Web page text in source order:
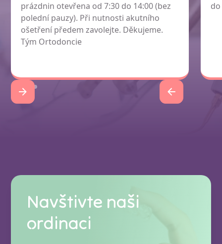
prázdnin otevřena od 7:30 do 14:00 (bez
polední pauzy). Při nutnosti akutního
ošetření předem zavolejte. Děkujeme.
Tým Ortodoncie
do
Navštivte naši
ordinaci